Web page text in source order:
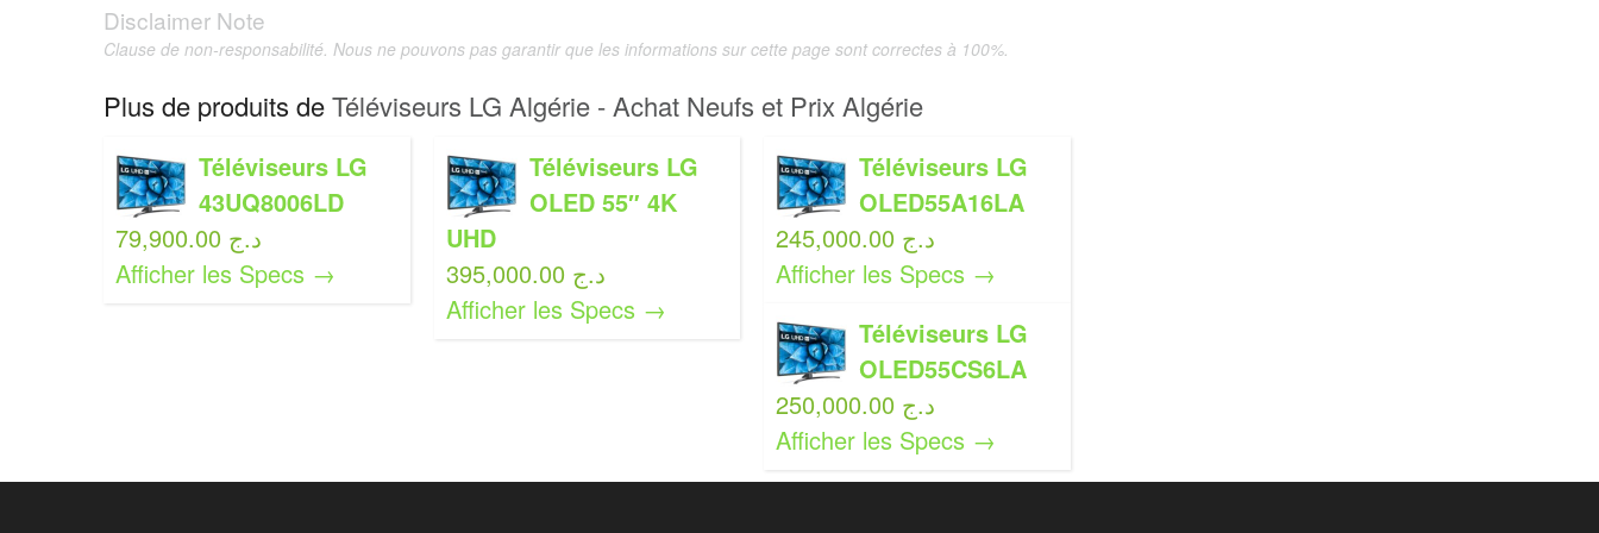
Disclaimer Note
Clause de non-responsabilité. Nous ne pouvons pas garantir que les informations sur cette page sont correctes à 100%.
Plus de produits deTéléviseurs LG Algérie - Achat Neufs et Prix Algérie
Téléviseurs LG
43UQ8006LD
79,900.00 د.ج
Afficher les Specs →
Téléviseurs LG
OLED 55″ 4K
UHD
395,000.00 د.ج
Afficher les Specs →
Téléviseurs LG
OLED55A16LA
245,000.00 د.ج
Afficher les Specs →
Téléviseurs LG
OLED55CS6LA
250,000.00 د.ج
Afficher les Specs →